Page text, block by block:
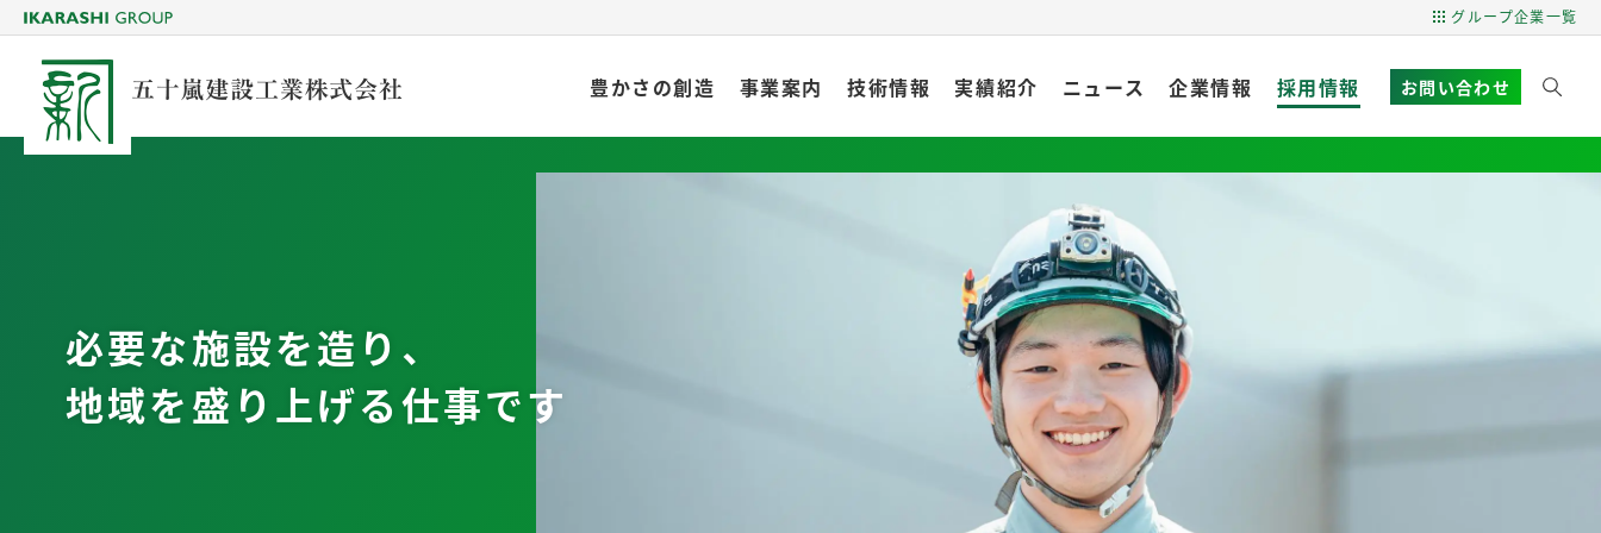
グループ企業一覧
豊かさの創造 事業案内 技術情報 実績紹介 ニュース 企業情報 採用情報 お問い合わせ
必要な施設を造り、
地域を盛り上げる仕事です